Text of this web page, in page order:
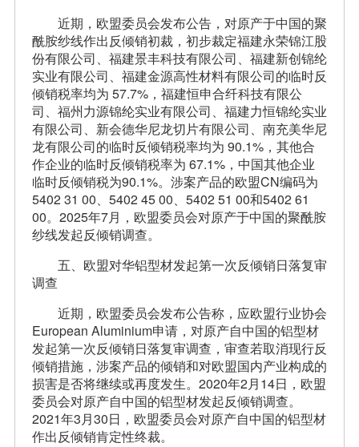
近期，欧盟委员会发布公告，对原产于中国的聚
酰胺纱线作出反倾销初裁，初步裁定福建永荣锦江股
份有限公司、福建景丰科技有限公司、福建新创锦纶
实业有限公司、福建金源高性材料有限公司的临时反
倾销税率均为 57.7%，福建恒申合纤科技有限公
司、福州力源锦纶实业有限公司、福建力恒锦纶实业
有限公司、新会德华尼龙切片有限公司、南充美华尼
龙有限公司的临时反倾销税率均为 90.1%，其他合
作企业的临时反倾销税率为 67.1%，中国其他企业
临时反倾销税为90.1%。涉案产品的欧盟CN编码为
5402 31 00、5402 45 00、5402 51 00和5402 61
00。2025年7月，欧盟委员会对原产于中国的聚酰胺
纱线发起反倾销调查。
五、欧盟对华铝型材发起第一次反倾销日落复审
调查
近期，欧盟委员会发布公告称，应欧盟行业协会
European Aluminium申请，对原产自中国的铝型材
发起第一次反倾销日落复审调查，审查若取消现行反
倾销措施，涉案产品的倾销和对欧盟国内产业构成的
损害是否将继续或再度发生。2020年2月14日，欧盟
委员会对原产自中国的铝型材发起反倾销调查。
2021年3月30日，欧盟委员会对原产自中国的铝型材
作出反倾销肯定性终裁。